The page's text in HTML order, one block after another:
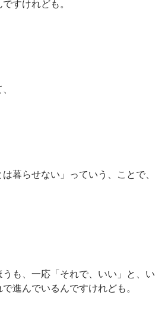
すけれども。
暮らせない」っていう、ことで、
も、一応「それで、いい」と、い
進んでいるんですけれども。